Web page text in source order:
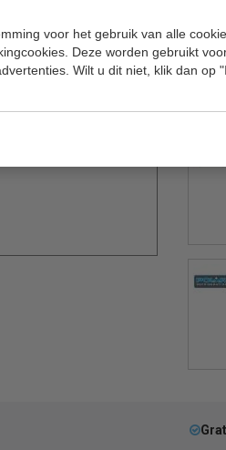
voor het gebruik van alle
Deze worden gebruikt
Wilt u dit niet, klik dan op
van uw producten